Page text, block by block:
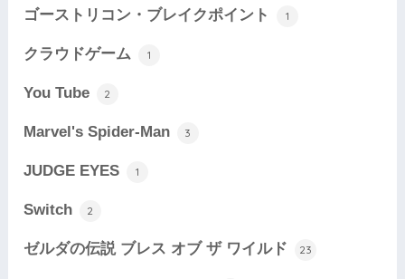
ゴーストリコン・ブレイクポイント 1
クラウドゲーム 1
You Tube 2
Marvel's Spider-Man 3
JUDGE EYES 1
Switch 2
ゼルダの伝説 ブレス オブ ザ ワイルド 23